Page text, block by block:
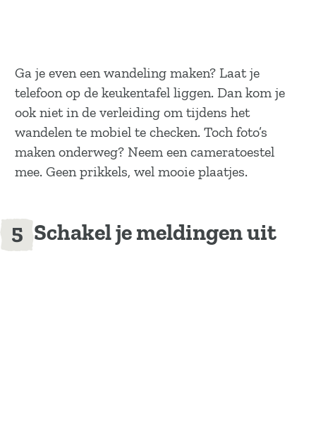
Ga je even een wandeling maken? Laat je
telefoon op de keukentafel liggen. Dan kom je
ook niet in de verleiding om tijdens het
wandelen te mobiel te checken. Toch foto’s
maken onderweg? Neem een cameratoestel
mee. Geen prikkels, wel mooie plaatjes.
Schakel je meldingen uit